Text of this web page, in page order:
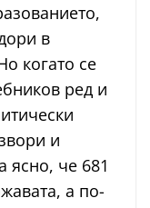
в
когато се
ред и
и
ясно, че 681
а по-